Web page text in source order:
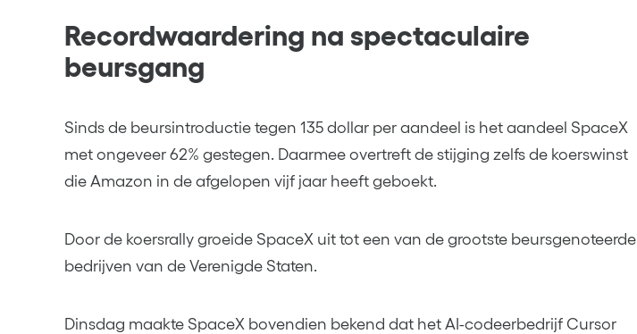
Recordwaardering na spectaculaire
beursgang
Sinds de beursintroductie tegen 135 dollar per aandeel is het aandeel SpaceX
met ongeveer 62% gestegen. Daarmee overtreft de stijging zelfs de koerswinst
die Amazon in de afgelopen vijf jaar heeft geboekt.
Door de koersrally groeide SpaceX uit tot een van de grootste beursgenoteerde
bedrijven van de Verenigde Staten.
Dinsdag maakte SpaceX bovendien bekend dat het AI-codeerbedrijf Cursor